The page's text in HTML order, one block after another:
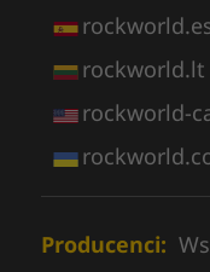
rockworld.lt
rockworld-
Producenci: